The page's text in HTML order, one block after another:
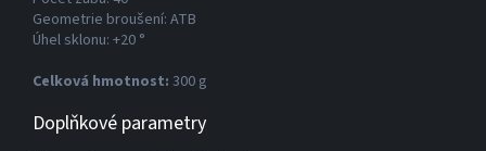
Geometrie broušení: ATB
Úhel sklonu: +20 °
Celková hmotnost: 300 g
Doplňkové parametry